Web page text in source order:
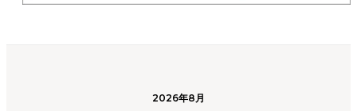
2026年8月